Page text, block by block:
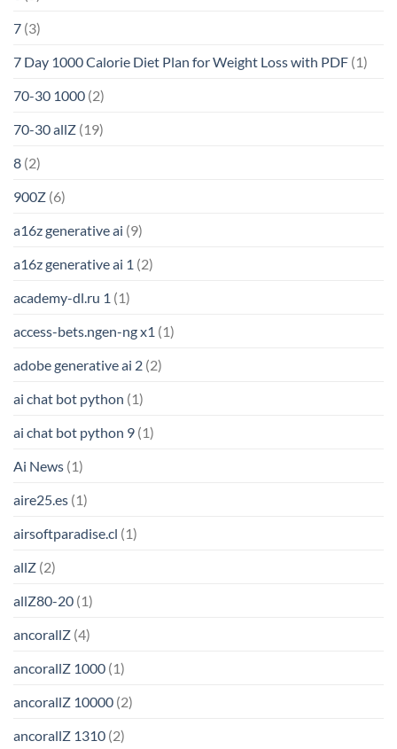
7 (3)
7 Day 1000 Calorie Diet Plan for Weight Loss with PDF (1)
70-30 1000 (2)
70-30 allZ (19)
8 (2)
900Z (6)
a16z generative ai (9)
a16z generative ai 1 (2)
academy-dl.ru 1 (1)
access-bets.ngen-ng x1 (1)
adobe generative ai 2 (2)
ai chat bot python (1)
ai chat bot python 9 (1)
Ai News (1)
aire25.es (1)
airsoftparadise.cl (1)
allZ (2)
allZ80-20 (1)
ancorallZ (4)
ancorallZ 1000 (1)
ancorallZ 10000 (2)
ancorallZ 1310 (2)